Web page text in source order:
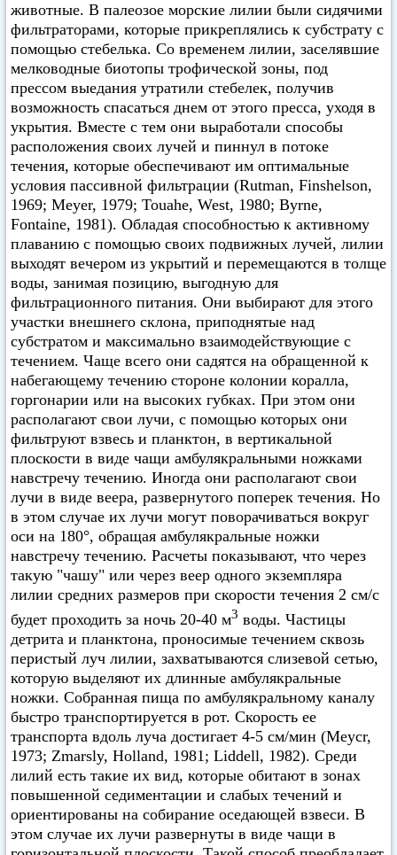
животные. В палеозое морские лилии были сидячими
фильтраторами, которые прикреплялись к субстрату с
помощью стебелька. Со временем лилии, заселявшие
мелководные биотопы трофической зоны, под
прессом выедания утратили стебелек, получив
возможность спасаться днем от этого пресса, уходя в
укрытия. Вместе с тем они выработали способы
расположения своих лучей и пиннул в потоке
течения, которые обеспечивают им оптимальные
условия пассивной фильтрации (Rutman, Finshelson,
1969; Meyer, 1979; Touahe, West, 1980; Byrne,
Fontaine, 1981). Обладая способностью к активному
плаванию с помощью своих подвижных лучей, лилии
выходят вечером из укрытий и перемещаются в толще
воды, занимая позицию, выгодную для
фильтрационного питания. Они выбирают для этого
участки внешнего склона, приподнятые над
субстратом и максимально взаимодействующие с
течением. Чаще всего они садятся на обращенной к
набегающему течению стороне колонии коралла,
горгонарии или на высоких губках. При этом они
располагают свои лучи, с помощью которых они
фильтруют взвесь и планктон, в вертикальной
плоскости в виде чащи амбулякральными ножками
навстречу течению. Иногда они располагают свои
лучи в виде веера, развернутого поперек течения. Но
в этом случае их лучи могут поворачиваться вокруг
оси на 180°, обращая амбулякральные ножки
навстречу течению. Расчеты показывают, что через
такую "чашу" или через веер одного экземпляра
лилии средних размеров при скорости течения 2 см/с
будет проходить за ночь 20-40 м3 воды. Частицы
детрита и планктона, проносимые течением сквозь
перистый луч лилии, захватываются слизевой сетью,
которую выделяют их длинные амбулякральные
ножки. Собранная пища по амбулякральному каналу
быстро транспортируется в рот. Скорость ее
транспорта вдоль луча достигает 4-5 см/мин (Meycr,
1973; Zmarsly, Holland, 1981; Liddell, 1982). Среди
лилий есть такие их вид, которые обитают в зонах
повышенной седиментации и слабых течений и
ориентированы на собирание оседающей взвеси. В
этом случае их лучи развернуты в виде чащи в